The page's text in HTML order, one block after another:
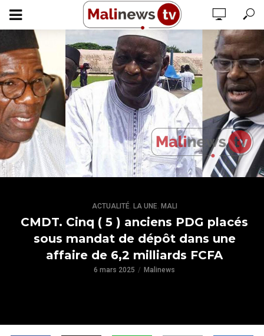
ACTUALITÉ, LA UNE, MALI
CMDT. Cinq ( 5 ) anciens PDG placés
sous mandat de dépôt dans une
affaire de 6,2 milliards FCFA
6 mars 2025 Malinews